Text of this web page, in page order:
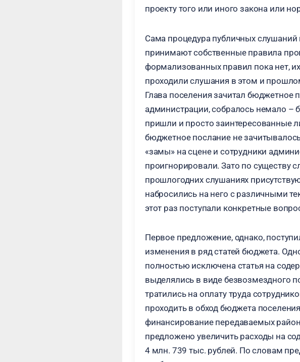
проекту того или иного закона или
Сама процедура публичных
принимают собственные правила
формализованных правил пока нет,
проходили слушания в этом и
Глава поселения зачитал бюджетное
администрации, собралось немало –
пришли и просто заинтересованные
бюджетное послание не
«замы» на сцене и сотрудники
проигнорировали. Зато по существу
прошлогодних слушаниях
набросились на него с различными
этот раз поступали конкретные
Первое предложение, однако,
изменения в ряд статей бюджета.
полностью исключена статья на
выделялись в виде безвозмездного
тратились на оплату труда
проходить в обход бюджета
финансирование передаваемых
предложено увеличить расходы на
4 млн. 739 тыс. рублей. По словам